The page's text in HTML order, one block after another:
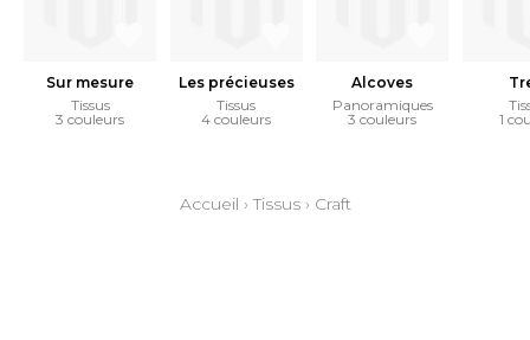
Sur mesure
Tissus
3 couleurs
Les précieuses
Tissus
4 couleurs
Alcoves
Panoramiques
3 couleurs
1
Accueil ›Tissus› Craft